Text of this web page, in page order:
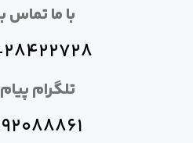
با ما تماس
28422728
تلگرام